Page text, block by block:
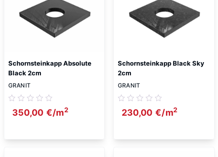
Schornsteinkapp Absolute
Black 2cm
GRANIT
350,00 €/m2
Schornsteinkapp Black Sky
2cm
GRANIT
230,00 €/m2